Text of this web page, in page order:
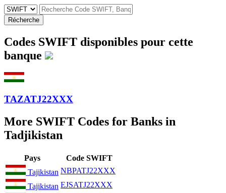
Récherche
Codes SWIFT disponibles pour cette
banque
TAZATJ22XXX
More SWIFT Codes for Banks in
Tadjikistan
Pays
Code SWIFT
Tajikistan NBPATJ22XXX
Tajikistan EJSATJ22XXX